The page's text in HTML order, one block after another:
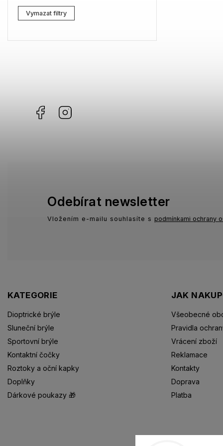
Lacoste
Marc Jacobs
Vymazat filtry
Facebook
KATEGORIE
Dioptrické brýle
Sluneční brýle
Sportovní brýle
Kontaktní čočky
Roztoky a oční kapky
Doplňky
Dárkové poukazy 🎁
JAK
Všeobecné
Pravidla
Vrácení zboží
Reklamace
Kontakty
Doprava
Platba
Odebírat newsletter
Vložením e-mailu souhlasíte s podmínkami ochrany